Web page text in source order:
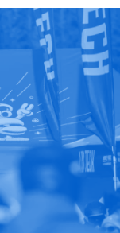
ist der 19.
öffnet am 7.
Meldet euch
profitiert ihr
und
eures Shops.
28. November
Fachsimpeln
Meeting des
Wir sehen uns